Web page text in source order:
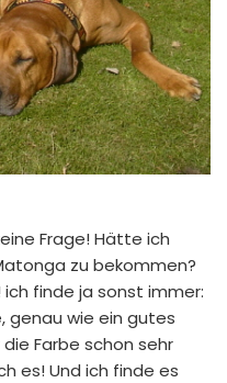
Frage! Hätte ich
zu bekommen?
finde ja sonst immer:
genau wie ein gutes
Farbe schon sehr
es! Und ich finde es